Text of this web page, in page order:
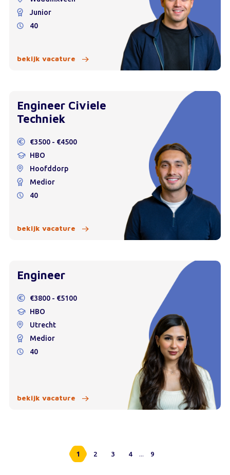
Junior
40
bekijk vacature
Engineer Civiele
Techniek
€3500 - €4500
HBO
Hoofddorp
Medior
40
bekijk vacature
Engineer
€3800 - €5100
HBO
Utrecht
Medior
40
bekijk vacature
1 2 3 4 ... 9